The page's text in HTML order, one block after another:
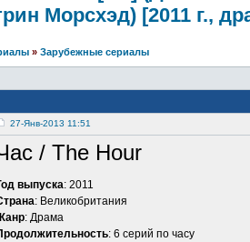
Морсхэд) [2011 г.,
» Зарубежные сериалы
27-Янв-2013 11:51
/ The Hour
выпуска: 2011
: Великобритания
: Драма
: 6 серий по часу